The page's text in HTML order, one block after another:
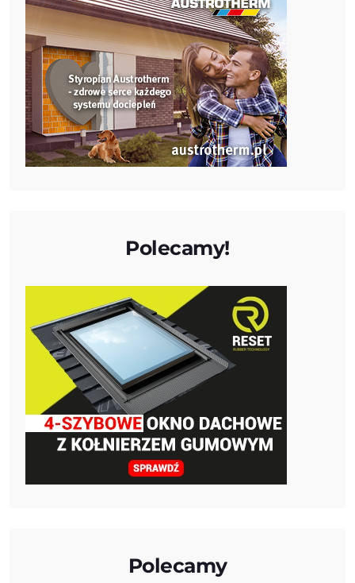
Polecamy!
Polecamy